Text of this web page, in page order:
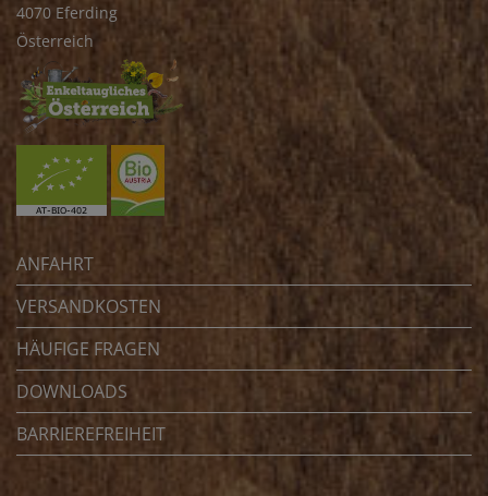
4070 Eferding
Österreich
ANFAHRT
VERSANDKOSTEN
HÄUFIGE FRAGEN
DOWNLOADS
BARRIEREFREIHEIT